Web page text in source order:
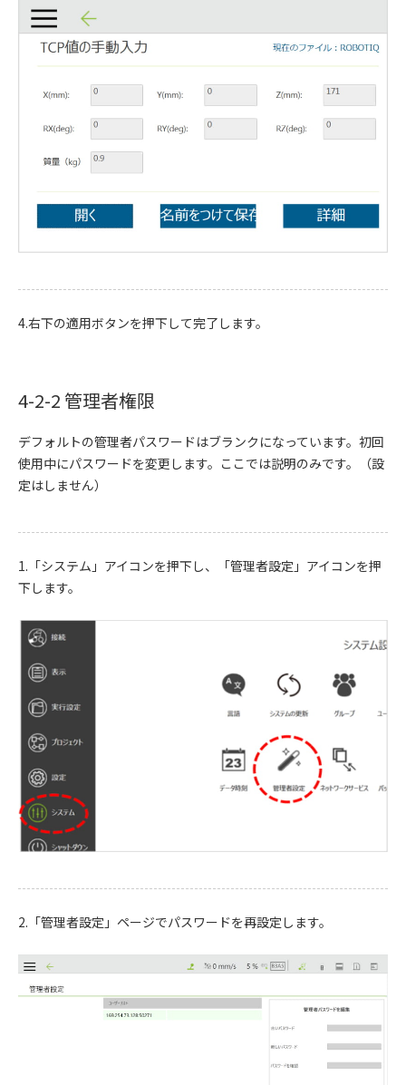
4.右下の適用ボタンを押下して完了します。
4-2-2 管理者権限
デフォルトの管理者パスワードはブランクになっています。初回
使用中にパスワードを変更します。ここでは説明のみです。（設
定はしません）
1.「システム」アイコンを押下し、「管理者設定」アイコンを押
下します。
2.「管理者設定」ページでパスワードを再設定します。